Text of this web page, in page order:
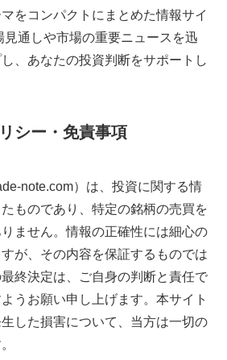
をコンパクトにまとめた情報サイ
見通しや市場の重要ニュースを迅
、あなたの投資判断をサポートし
シー・免責事項
note.com）は、投資に関する情
ものであり、特定の銘柄の売買を
ません。情報の正確性には細心の
が、その内容を保証するものでは
終決定は、ご自身の判断と責任で
うお願い申し上げます。本サイト
した損害について、当方は一切の